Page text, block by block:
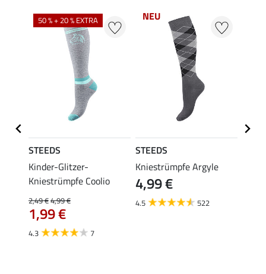
50 % + 20 % EXTRA
STEEDS
Kinder-Glitzer-
Kniestrümpfe Coolio
2,49 €4,99 €
1,99 €
4.3 7
NEU
STEEDS
Kniestrümpfe Argyle
4,99 €
4.5 522